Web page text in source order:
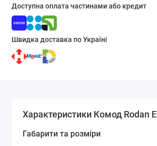
Доступна оплата частинами або кредит
Швидка доставка по Україні
Характеристики Комод Rodan E
Габарити та розміри